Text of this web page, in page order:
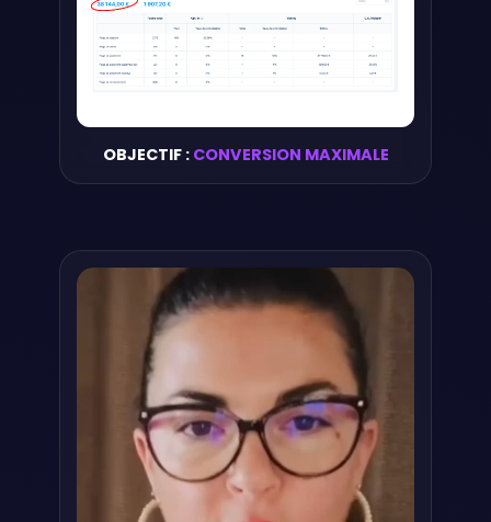
OBJECTIF : CONVERSION MAXIMALE